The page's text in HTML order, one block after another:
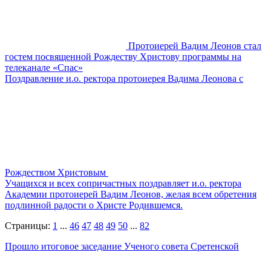
Протоиерей Вадим Леонов стал
гостем посвященной Рождеству Христову программы на
телеканале «Спас»
Поздравление и.о. ректора протоиерея Вадима Леонова с
Рождеством Христовым
Учащихся и всех сопричастных поздравляет и.о. ректора
Академии протоиерей Вадим Леонов, желая всем обретения
подлинной радости о Христе Родившемся.
Страницы: 1 ... 46 47 48 49 50 ... 82
Прошло итоговое заседание Ученого совета Сретенской